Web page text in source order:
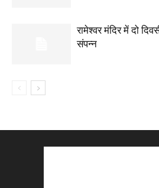
रामेश्वर मंदिर में दो
संपन्न